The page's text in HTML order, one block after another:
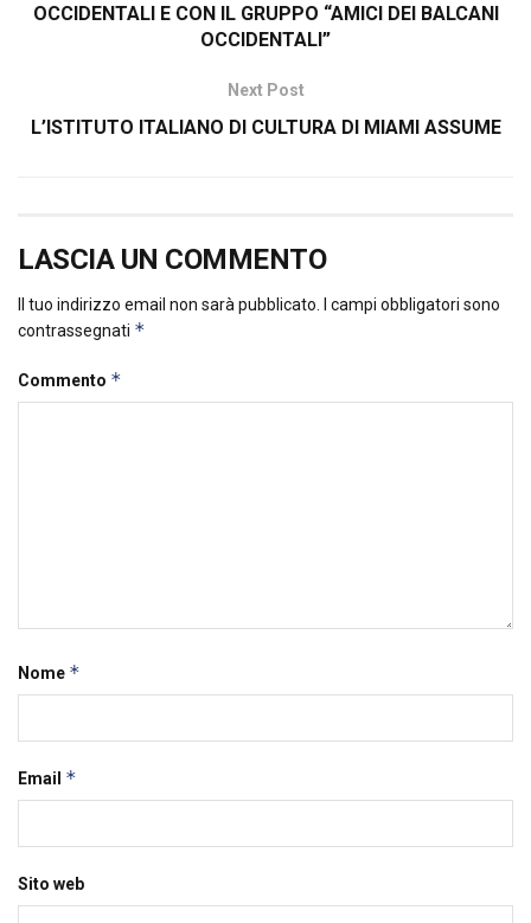
OCCIDENTALI E CON IL GRUPPO “AMICI DEI BALCANI
OCCIDENTALI”
Next Post
L’ISTITUTO ITALIANO DI CULTURA DI MIAMI ASSUME
LASCIA UN COMMENTO
Il tuo indirizzo email non sarà pubblicato. I campi obbligatori sono
contrassegnati *
Commento *
Nome *
Email *
Sito web